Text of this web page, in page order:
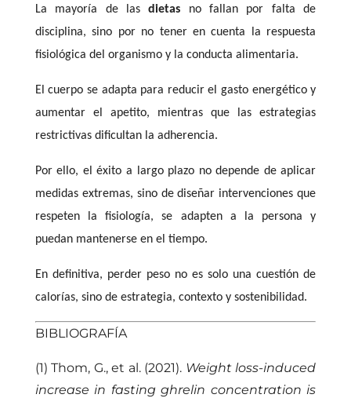
La mayoría de lasdietas no fallan por falta de
disciplina, sino por no tener en cuenta la respuesta
fisiológica del organismo y la conducta alimentaria.
El cuerpo se adapta para reducir el gasto energético y
aumentar el apetito, mientras que las estrategias
restrictivas dificultan la adherencia.
Por ello, el éxito a largo plazo no depende de aplicar
medidas extremas, sino de diseñar intervenciones que
respeten la fisiología, se adapten a la persona y
puedan mantenerse en el tiempo.
En definitiva, perder peso no es solo una cuestión de
calorías, sino de estrategia, contexto y sostenibilidad.
BIBLIOGRAFÍA
(1) Thom, G., et al. (2021). Weight loss-induced
increase in fasting ghrelin concentration is